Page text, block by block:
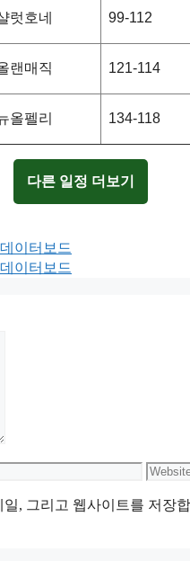
럿호네 99-112
랜매직 121-114
올펠리 134-118
다른 일정 더보기
이터보드
이터보드
Website
, 그리고 웹사이트를 저장